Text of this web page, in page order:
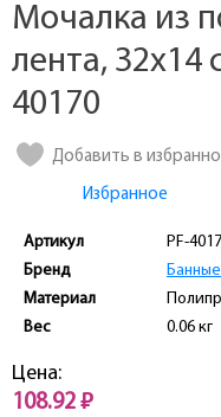
Мочалка из
лента, 32х14
40170
Добавить в
Избранное
Артикул
PF-
Бренд
Материал
Вес
0.06 кг
Цена:
108.92 ₽